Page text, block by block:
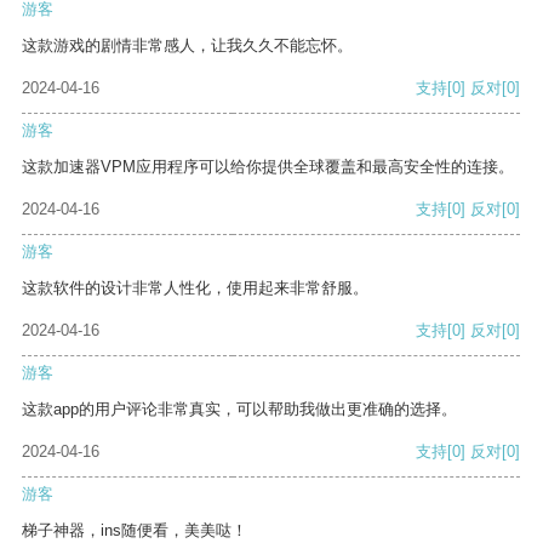
游客
这款游戏的剧情非常感人，让我久久不能忘怀。
2024-04-16 支持[0] 反对[0]
游客
这款加速器VPM应用程序可以给你提供全球覆盖和最高安全性的连接。
2024-04-16 支持[0] 反对[0]
游客
这款软件的设计非常人性化，使用起来非常舒服。
2024-04-16 支持[0] 反对[0]
游客
这款app的用户评论非常真实，可以帮助我做出更准确的选择。
2024-04-16 支持[0] 反对[0]
游客
梯子神器，ins随便看，美美哒！